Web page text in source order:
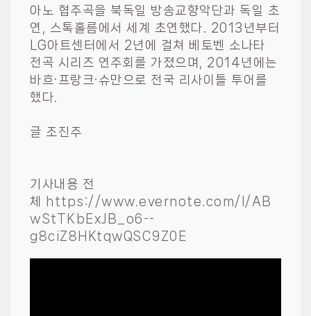
아노 협주곡을 북독일 방송교향악단과 독일 초
연, 스톡홀름에서 세계 초연했다. 2013년부터
LG아트센터에서 2년에 걸쳐 베토벤 소나타
전곡 시리즈 연주회를 가졌으며, 2014년에는
바흐·프랑크·슈만으로 전국 리사이틀 투어를
했다.
글 조진주
기사내용 전
체
https://www.evernote.com/l/AB
wStTKbExJB_o6--
g8ciZ8HKtqwQSC9Z0E